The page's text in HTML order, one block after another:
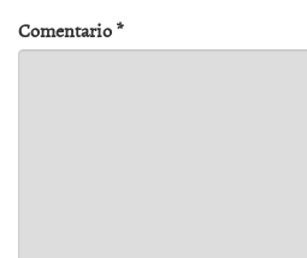
Comentario*